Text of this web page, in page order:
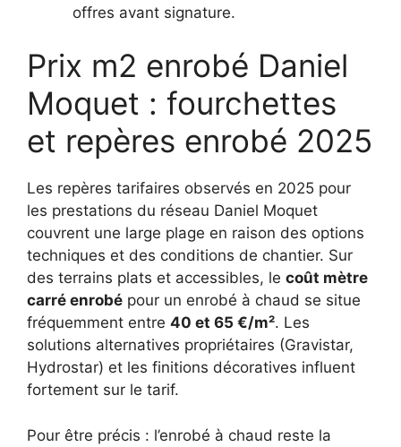
offres avant signature.
Prix m2 enrobé Daniel
Moquet : fourchettes
et repères enrobé 2025
Les repères tarifaires observés en 2025 pour
les prestations du réseau Daniel Moquet
couvrent une large plage en raison des options
techniques et des conditions de chantier. Sur
des terrains plats et accessibles, le coût mètre
carré enrobé pour un enrobé à chaud se situe
fréquemment entre 40 et 65 €/m². Les
solutions alternatives propriétaires (Gravistar,
Hydrostar) et les finitions décoratives influent
fortement sur le tarif.
Pour être précis : l’enrobé à chaud reste la